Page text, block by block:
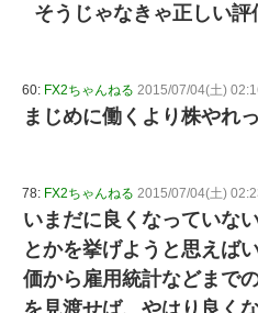
そうじゃなきゃ正しい
60: FX2ちゃんねる 2015/07/04(土)
まじめに働くより株やれ
78: FX2ちゃんねる 2015/07/04(土)
いまだに良くなっていな
とかを挙げようと思えば
価から雇用統計などまで
を見渡せば、やはり良く